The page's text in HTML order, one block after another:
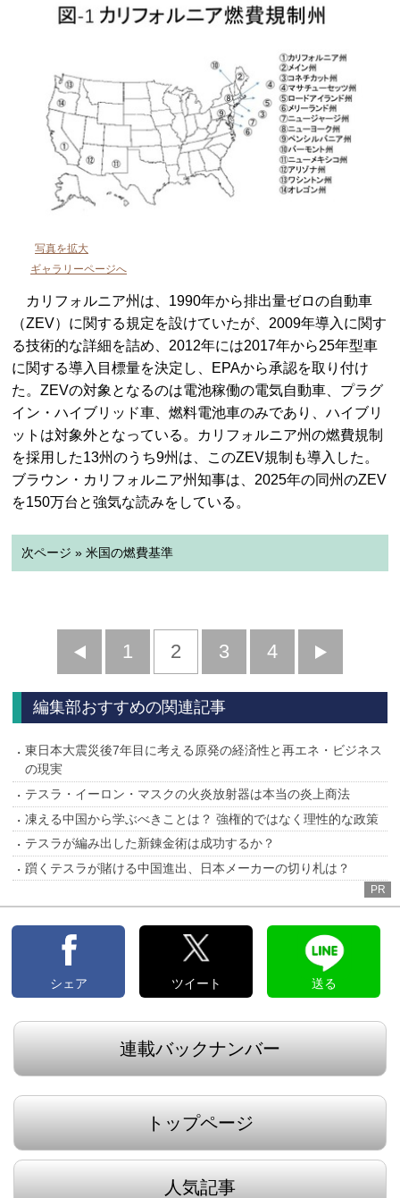
写真を拡大
ギャラリーページへ
カリフォルニア州は、1990年から排出量ゼロの自動車
（ZEV）に関する規定を設けていたが、2009年導入に関す
る技術的な詳細を詰め、2012年には2017年から25年型車
に関する導入目標量を決定し、EPAから承認を取り付け
た。ZEVの対象となるのは電池稼働の電気自動車、プラグ
イン・ハイブリッド車、燃料電池車のみであり、ハイブリ
ットは対象外となっている。カリフォルニア州の燃費規制
を採用した13州のうち9州は、このZEV規制も導入した。
ブラウン・カリフォルニア州知事は、2025年の同州のZEV
を150万台と強気な読みをしている。
次ページ » 米国の燃費基準
前
へ
1 2 3 4
へ
編集部おすすめの関連記事
東日本大震災後7年目に考える原発の経済性と再エネ・ビジネス
の現実
テスラ・イーロン・マスクの火炎放射器は本当の炎上商法
凍える中国から学ぶべきことは？ 強権的ではなく理性的な政策
テスラが編み出した新錬金術は成功するか？
躓くテスラが賭ける中国進出、日本メーカーの切り札は？
PR
シェア ツイート 送る
連載バックナンバー
トップページ
人気記事